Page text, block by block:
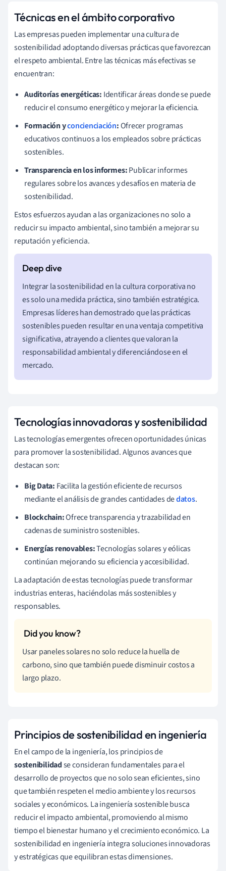
Técnicas en el ámbito corporativo
Las empresas pueden implementar una cultura de
sostenibilidad adoptando diversas prácticas que favorezcan
el respeto ambiental. Entre las técnicas más efectivas se
encuentran:
Auditorías energéticas: Identificar áreas donde se puede
reducir el consumo energético y mejorar la eficiencia.
Formación yconcienciación:Ofrecer programas
educativos continuos a los empleados sobre prácticas
sostenibles.
Transparencia en los informes:Publicar informes
regulares sobre los avances y desafíos en materia de
sostenibilidad.
Estos esfuerzos ayudan a las organizaciones no solo a
reducir su impacto ambiental, sino también a mejorar su
reputación y eficiencia.
Integrar la sostenibilidad en la cultura corporativa no
es solo una medida práctica, sino también estratégica.
Empresas líderes han demostrado que las prácticas
sostenibles pueden resultar en una ventaja competitiva
significativa, atrayendo a clientes que valoran la
responsabilidad ambiental y diferenciándose en el
mercado.
Tecnologías innovadoras y sostenibilidad
Las tecnologías emergentes ofrecen oportunidades únicas
para promover la sostenibilidad. Algunos avances que
destacan son:
Big Data: Facilita la gestión eficiente de recursos
mediante el análisis de grandes cantidades dedatos.
Blockchain:Ofrece transparencia y trazabilidad en
cadenas de suministro sostenibles.
Energías renovables:Tecnologías solares y eólicas
continúan mejorando su eficiencia y accesibilidad.
La adaptación de estas tecnologías puede transformar
industrias enteras, haciéndolas más sostenibles y
responsables.
Usar paneles solares no solo reduce la huella de
carbono, sino que también puede disminuir costos a
largo plazo.
Principios de sostenibilidad en ingeniería
En el campo de la ingeniería, los principios de
sostenibilidadse consideran fundamentales para el
desarrollo de proyectos que no solo sean eficientes, sino
que también respeten el medio ambiente y los recursos
sociales y económicos. La ingeniería sostenible busca
reducir el impacto ambiental, promoviendo al mismo
tiempo el bienestar humano y el crecimiento económico. La
sostenibilidad en ingeniería integra soluciones innovadoras
y estratégicas que equilibran estas dimensiones.